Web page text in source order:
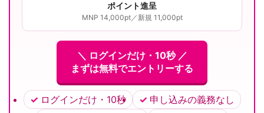
ポイント進呈
MNP 14,000pt／新規 11,000pt
＼ ログインだけ・10秒 ／
まずは無料でエントリーする
ログインだけ・10秒
申し込みの義務なし